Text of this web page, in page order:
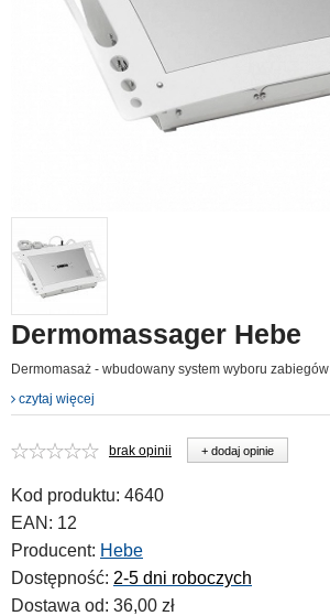
Dermomassager Hebe
Dermomasaż - wbudowany system wyboru zabiegów
czytaj więcej
brak opinii + dodaj opinie
Kod produktu: 4640
EAN: 12
Producent: Hebe
Dostępność: 2-5 dni roboczych
Dostawa od: 36,00 zł